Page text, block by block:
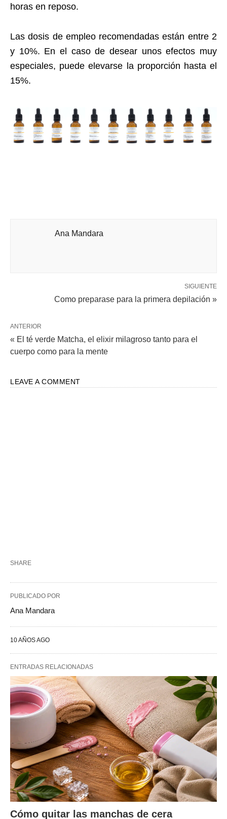
horas en reposo.
Las dosis de empleo recomendadas están entre 2
y 10%. En el caso de desear unos efectos muy
especiales, puede elevarse la proporción hasta el
15%.
Ana Mandara
SIGUIENTE
Como preparase para la primera depilación »
ANTERIOR
« El té verde Matcha, el elixir milagroso tanto para el
cuerpo como para la mente
LEAVE A COMMENT
SHARE
PUBLICADO POR
Ana Mandara
10 AÑOS AGO
ENTRADAS RELACIONADAS
Cómo quitar las manchas de cera